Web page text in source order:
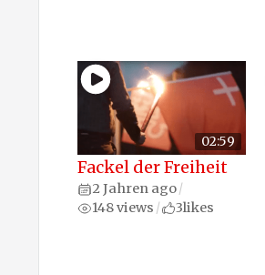
02:59
Fackel der Freiheit
2 Jahren ago/
148 views / 3likes